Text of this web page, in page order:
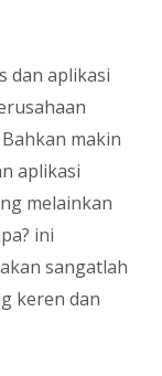
dan aplikasi
makin
aplikasi
melainkan
ini
sangatlah
keren dan